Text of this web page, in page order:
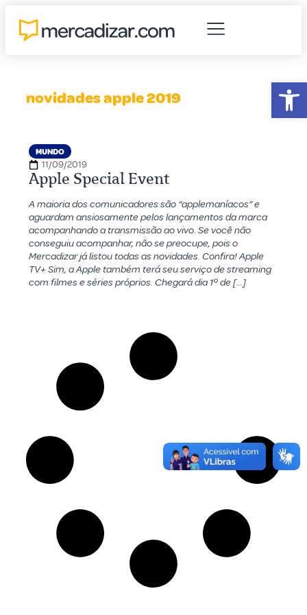
novidades apple 2019
MUNDO
11/09/2019
Apple Special Event
A maioria dos comunicadores são “applemaníacos” e
aguardam ansiosamente pelos lançamentos da marca
acompanhando a transmissão ao vivo. Se você não
conseguiu acompanhar, não se preocupe, pois o
Mercadizar já listou todas as novidades. Confira! Apple
TV+ Sim, a Apple também terá seu serviço de streaming
com filmes e séries próprios. Chegará dia 1º de […]